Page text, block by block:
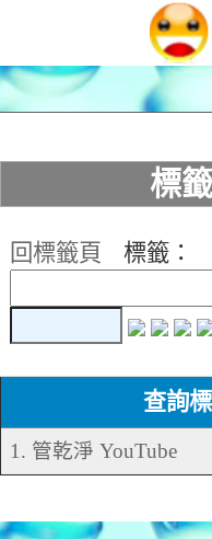
標
回標籤頁
標籤：
查詢
1. 管乾淨 YouTube